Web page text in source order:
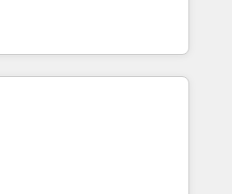
5% globally in client
market companies ready to
into unified systems
goals first and think along
We are only satisfied once
Marketing, Sales & Service
- Complex data
integrations (e.g. MS
AX, SAP, Exact, AFAS) We